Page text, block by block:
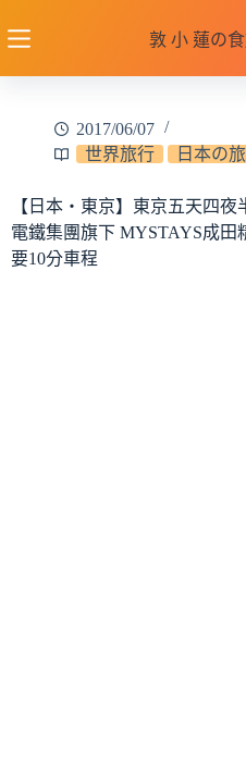
至
敦 小 蓮の
2017/06/07
世界旅行
日本の旅
【日本‧東京】東京五天四
電鐵集團旗下 MYSTAYS成田
要10分車程